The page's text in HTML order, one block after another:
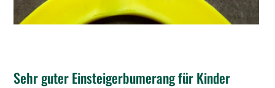
Sehr guter Einsteigerbumerang für Kinder